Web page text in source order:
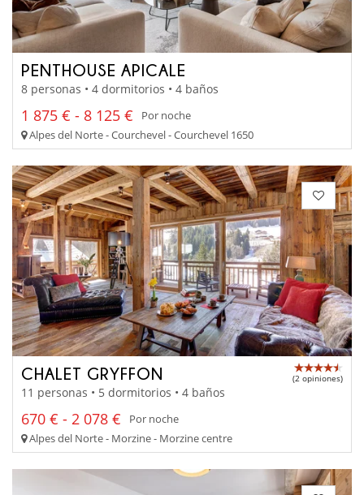
PENTHOUSE APICALE
8 personas • 4 dormitorios • 4 baños
1 875 € - 8 125 €
Por noche
Alpes del Norte - Courchevel - Courchevel 1650
CHALET GRYFFON (2 opiniones)
11 personas • 5 dormitorios • 4 baños
670 € - 2 078 €
Por noche
Alpes del Norte - Morzine - Morzine centre